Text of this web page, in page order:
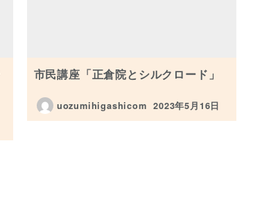
市民講座「正倉院とシルクロード」
uozumihigashicom
投稿日
2023年5月16日